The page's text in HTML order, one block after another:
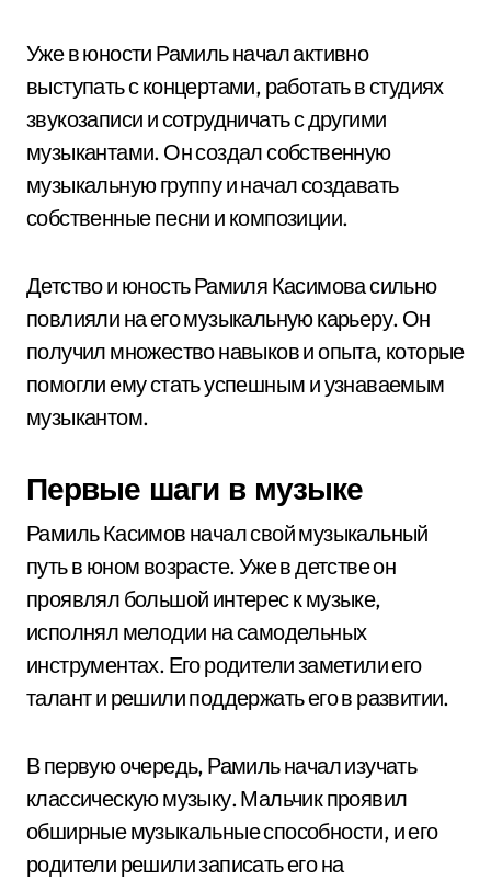
Уже в юности Рамиль начал активно
выступать с концертами, работать в студиях
звукозаписи и сотрудничать с другими
музыкантами. Он создал собственную
музыкальную группу и начал создавать
собственные песни и композиции.
Детство и юность Рамиля Касимова сильно
повлияли на его музыкальную карьеру. Он
получил множество навыков и опыта, которые
помогли ему стать успешным и узнаваемым
музыкантом.
Первые шаги в музыке
Рамиль Касимов начал свой музыкальный
путь в юном возрасте. Уже в детстве он
проявлял большой интерес к музыке,
исполнял мелодии на самодельных
инструментах. Его родители заметили его
талант и решили поддержать его в развитии.
В первую очередь, Рамиль начал изучать
классическую музыку. Мальчик проявил
обширные музыкальные способности, и его
родители решили записать его на